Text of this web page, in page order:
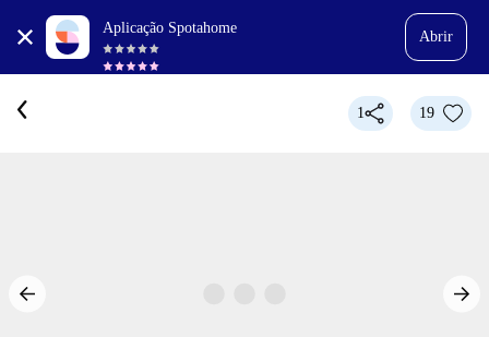
Aplicação Spotahome
Abrir
1 19